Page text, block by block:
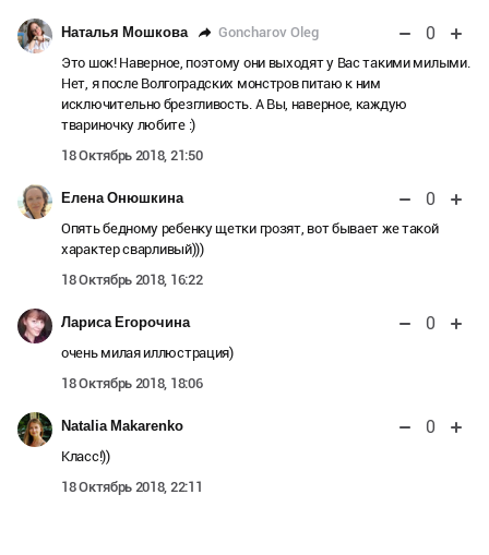
Наталья Мошкова Goncharov Oleg 0
Это шок! Наверное, поэтому они выходят у Вас такими милыми.
Нет, я после Волгоградских монстров питаю к ним
исключительно брезгливость. А Вы, наверное, каждую
твариночку любите :)
18 Октябрь 2018, 21:50
Елена Онюшкина 0
Опять бедному ребенку щетки грозят, вот бывает же такой
характер сварливый)))
18 Октябрь 2018, 16:22
Лариса Егорочина 0
очень милая иллюстрация)
18 Октябрь 2018, 18:06
Natalia Makarenko 0
Класс!))
18 Октябрь 2018, 22:11